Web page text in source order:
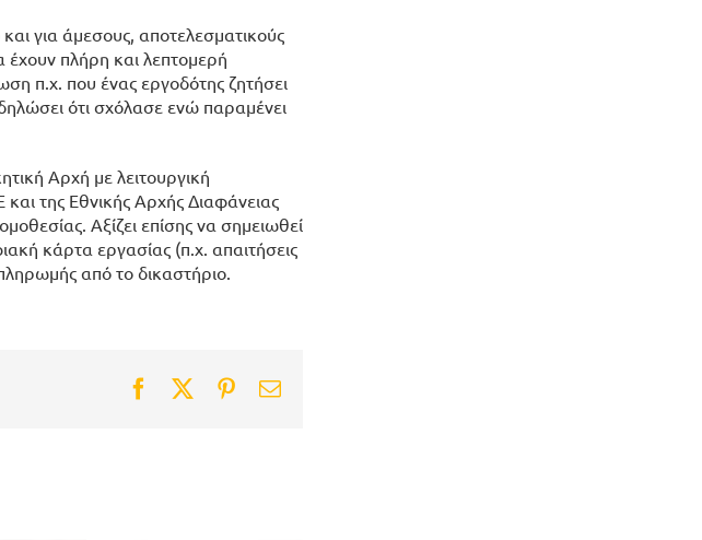
για άμεσους, αποτελεσματικούς
έχουν πλήρη και λεπτομερή
π.χ. που ένας εργοδότης ζητήσει
ότι σχόλασε ενώ παραμένει
Αρχή με λειτουργική
της Εθνικής Αρχής Διαφάνειας
Αξίζει επίσης να σημειωθεί
κάρτα εργασίας (π.χ. απαιτήσεις
από το δικαστήριο.
Facebook
TwitterPinterest
Email